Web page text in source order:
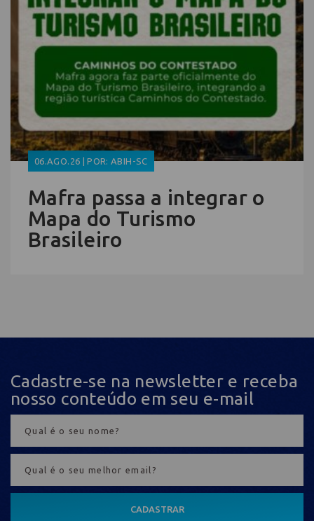
06.AGO.26 | POR: ABIH-SC
Mafra passa a integrar o
Mapa do Turismo
Brasileiro
Cadastre-se na newsletter e receba
nosso conteúdo em seu e-mail
CADASTRAR